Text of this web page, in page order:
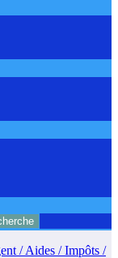
/ Aides / Impôts /